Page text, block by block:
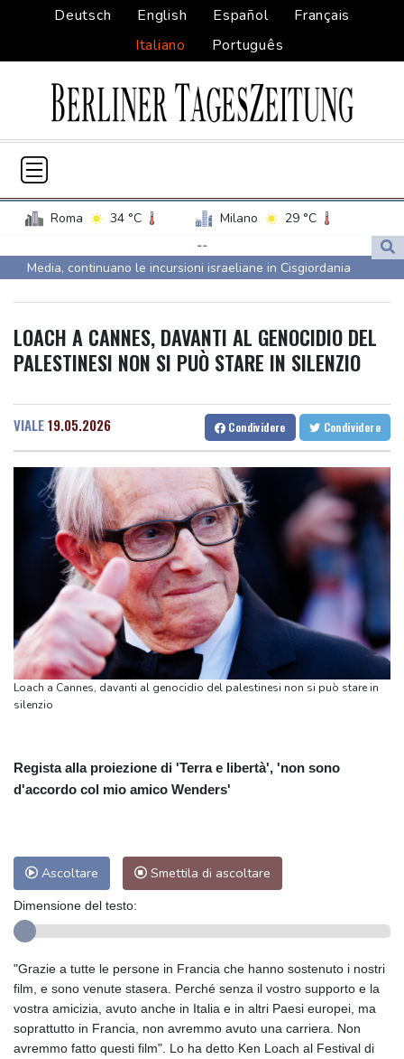
Deutsch English Español
Français
Italiano
Português
Roma 34 °C Milano
29 °C
Napoli
32 °C
--
Media, continuano le incursioni israeliane in Cisgiordania
Drone proveniente dalla Romania esplode vicino a gasdotto
bulgaro
Marcinelle
Codacons, su primo esodo estivo stangata carburanti da 370
milioni
Hillary Clinton critica restyling della Casa Bianca, 'ricorda palazzi
di Saddam Hussein'
Europei di nuoto,Paltrinieri'felice comunque dell'argento,è stata
una bella staffetta'
Europei di nuoto,Paltrinieri'felice comunque dell'argento,è stata
una bella staffetta'
Messico, riparte l'export di avocado verso gli Stati Uniti
Ue, 'concentrare sforzi per prevenire ingressi irregolari e morti
insensate'
LOACH A CANNES, DAVANTI AL GENOCIDIO DEL
PALESTINESI NON SI PUÒ STARE IN SILENZIO
VIALE19.05.2026 Condividere Condividere
Loach a Cannes, davanti al genocidio del palestinesi non si può stare in
silenzio
Regista alla proiezione di 'Terra e libertà', 'non sono
d'accordo col mio amico Wenders'
Ascoltare Smettila di ascoltare
Dimensione del testo:
"Grazie a tutte le persone in Francia che hanno sostenuto i nostri
film, e sono venute stasera. Perché senza il vostro supporto e la
vostra amicizia, avuto anche in Italia e in altri Paesi europei, ma
soprattutto in Francia, non avremmo avuto una carriera. Non
avremmo fatto questi film". Lo ha detto Ken Loach al Festival di